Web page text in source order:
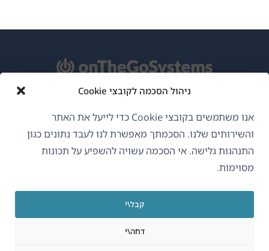
ניהול הסכמה לקובצי Cookie
אנו משתמשים בקובצי Cookie כדי לייעל את האתר
והשירותים שלנו. הסכמתך מאפשרת לנו לעבד נתונים כגון
התנהגות גלישה. אי הסכמה עשויה להשפיע על תכונות
מסוימות.
קבל\י
דחה\י
עברית
GDPR ומדיניות פרטיות
הצטרף לצוות שלנו(נפתח
בחלון
חדש)
בחלון
חדש)
בחלון